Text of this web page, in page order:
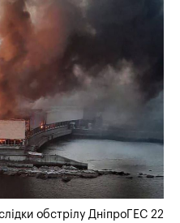
обстрілу ДніпроГЕС 22